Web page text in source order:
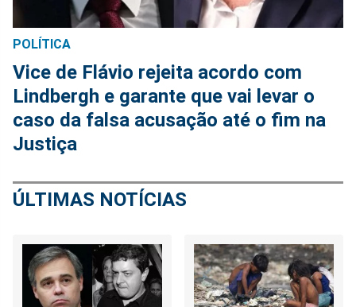
POLÍTICA
Vice de Flávio rejeita acordo com
Lindbergh e garante que vai levar o
caso da falsa acusação até o fim na
Justiça
ÚLTIMAS NOTÍCIAS